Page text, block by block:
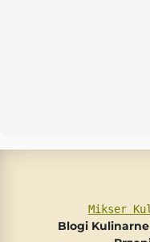
Mikser
Blogi Kulinarne